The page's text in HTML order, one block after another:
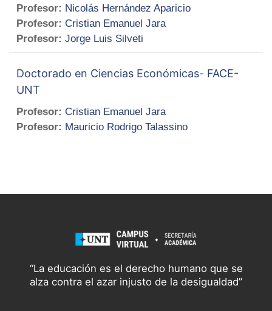
Profesor: Nicolás Hernández Aparicio
Profesor: Cristian Emanuel Jara
Profesor: Jorge Luis Silveti
Doctorado en Ciencias Económicas- FACE-
UNT
Profesor: Cristian Emanuel Jara
Profesor: Mauricio Rodrigo Talassino
“La educación es el derecho humano que se
alza contra el azar injusto de la desigualdad”